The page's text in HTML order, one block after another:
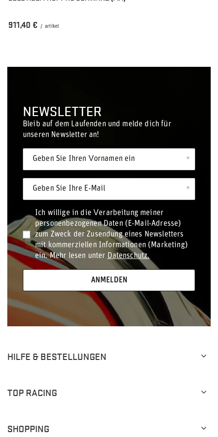
911,40 € / artikel
NEWSLETTER
Bleib auf dem Laufenden und melde dich für
unseren Newsletter an!
Geben Sie Ihren Vornamen ein
Geben Sie Ihre E-Mail
Ich willige in die Verarbeitung meiner
personenbezogenen Daten (E-Mail-Adresse)
zum Zweck der Zusendung eines Newsletters
mit kommerziellen Informationen (Marketing)
ein. Mehr lesen unter Datenschutz.
ANMELDEN
HILFE & BESTELLUNGEN
TOP RACING
SHOPPING